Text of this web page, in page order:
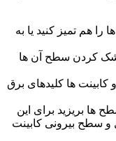
هم تمیز کنید یا به
کردن سطح آن ها
ها کلیدهای برق
ها بریزید برای این
و سطح بیرونی کابینت